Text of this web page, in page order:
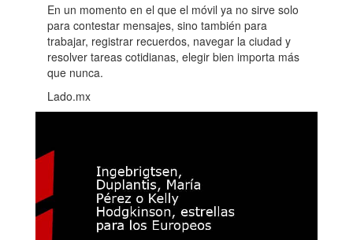
En un momento en el que el móvil ya no sirve solo
para contestar mensajes, sino también para
trabajar, registrar recuerdos, navegar la ciudad y
resolver tareas cotidianas, elegir bien importa más
que nunca.
Lado.mx